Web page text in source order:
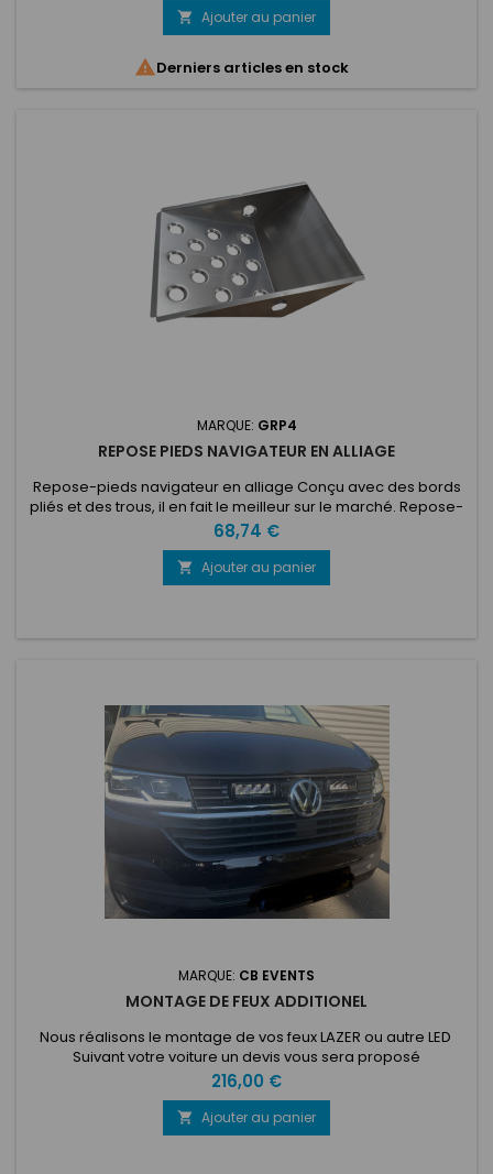
 Ajouter au panier
Derniers articles en stock
MARQUE: GRP4
REPOSE PIEDS NAVIGATEUR EN ALLIAGE
Repose-pieds navigateur en alliage Conçu avec des bords
pliés et des trous, il en fait le meilleur sur le marché. Repose-
pieds en alliage de forme légère, avec lèvre pliée pour
garder la saleté à l’intérieur. 360 mm de large. 260 mm de
haut. 330 mm de profondeur.
Prix
68,74 €
 Ajouter au panier
MARQUE: CB EVENTS
MONTAGE DE FEUX ADDITIONEL
Nous réalisons le montage de vos feux LAZER ou autre LED
Suivant votre voiture un devis vous sera proposé
Informations: sales@cbeventsracing.com
Prix
216,00 €
 Ajouter au panier